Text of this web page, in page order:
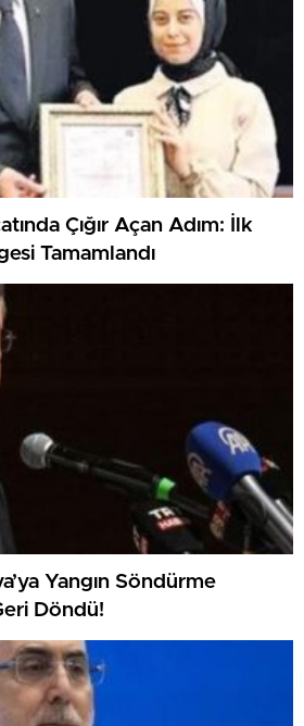
Çığır Açan Adım: İlk
Tamamlandı
Yangın Söndürme
Döndü!